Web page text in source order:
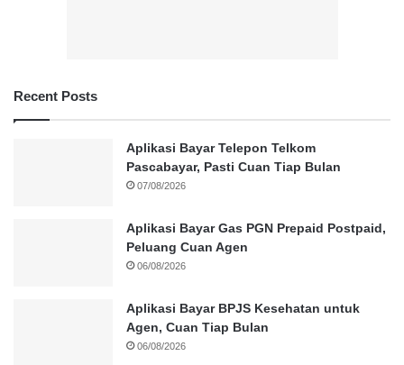
Recent Posts
Aplikasi Bayar Telepon Telkom
Pascabayar, Pasti Cuan Tiap Bulan
07/08/2026
Aplikasi Bayar Gas PGN Prepaid Postpaid,
Peluang Cuan Agen
06/08/2026
Aplikasi Bayar BPJS Kesehatan untuk
Agen, Cuan Tiap Bulan
06/08/2026